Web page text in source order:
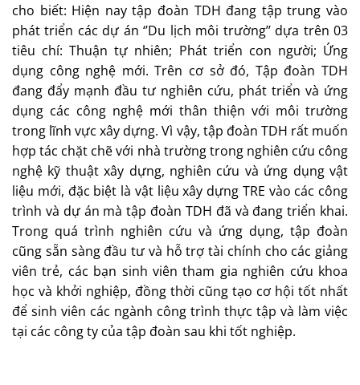
cho biết: Hiện nay tập đoàn TDH đang tập trung vào
phát triển các dự án ‘’Du lịch môi trường’’ dựa trên 03
tiêu chí: Thuận tự nhiên; Phát triển con người; Ứng
dụng công nghệ mới. Trên cơ sở đó, Tập đoàn TDH
đang đẩy mạnh đầu tư nghiên cứu, phát triển và ứng
dụng các công nghệ mới thân thiện với môi trường
trong lĩnh vực xây dựng. Vì vậy, tập đoàn TDH rất muốn
hợp tác chặt chẽ với nhà trường trong nghiên cứu công
nghệ kỹ thuật xây dựng, nghiên cứu và ứng dụng vật
liệu mới, đặc biệt là vật liệu xây dựng TRE vào các công
trình và dự án mà tập đoàn TDH đã và đang triển khai.
Trong quá trình nghiên cứu và ứng dụng, tập đoàn
cũng sẵn sàng đầu tư và hỗ trợ tài chính cho các giảng
viên trẻ, các bạn sinh viên tham gia nghiên cứu khoa
học và khởi nghiệp, đồng thời cũng tạo cơ hội tốt nhất
để sinh viên các ngành công trình thực tập và làm việc
tại các công ty của tập đoàn sau khi tốt nghiệp.